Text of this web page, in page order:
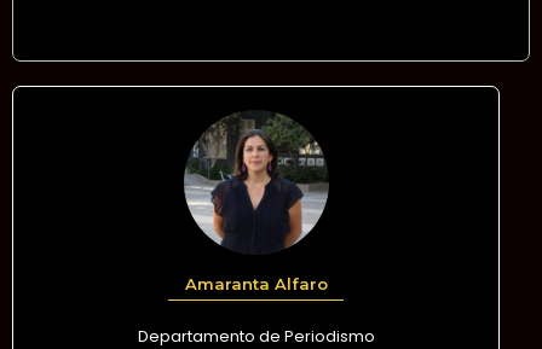
Amaranta Alfaro
Departamento de Periodismo